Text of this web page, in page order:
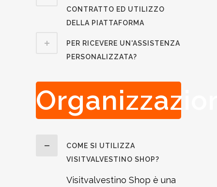
CONTRATTO ED UTILIZZO
DELLA PIATTAFORMA
PER RICEVERE UN'ASSISTENZA
PERSONALIZZATA?
COME SI UTILIZZA
VISITVALVESTINO SHOP?
Visitvalvestino Shop è una